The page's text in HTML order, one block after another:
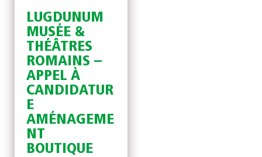
LUGDUNUM
MUSÉE &
THÉÂTRES
ROMAINS –
APPEL À
CANDIDATUR
E
AMÉNAGEME
NT
BOUTIQUE